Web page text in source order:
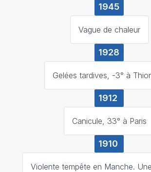
1945
Vague de chaleur
1928
Gelées tardives, -3° à
1912
Canicule, 33° à Paris
1910
Violente tempête en Manche.